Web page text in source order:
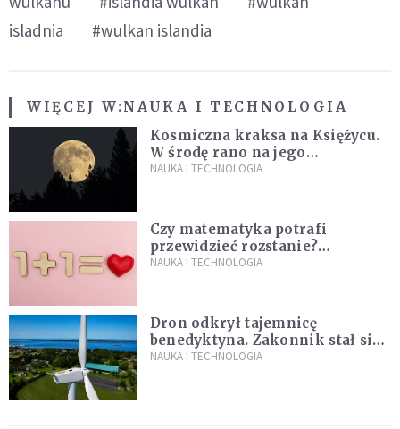
isladnia
#wulkan islandia
WIĘCEJ W:NAUKA I TECHNOLOGIA
Kosmiczna kraksa na Księżycu.
W środę rano na jego
powierzchni dojdzie do
NAUKA I TECHNOLOGIA
Czy matematyka potrafi
przewidzieć rozstanie?
Naukowcy stworzyli model
NAUKA I TECHNOLOGIA
Dron odkrył tajemnicę
benedyktyna. Zakonnik stał się
sławny
NAUKA I TECHNOLOGIA